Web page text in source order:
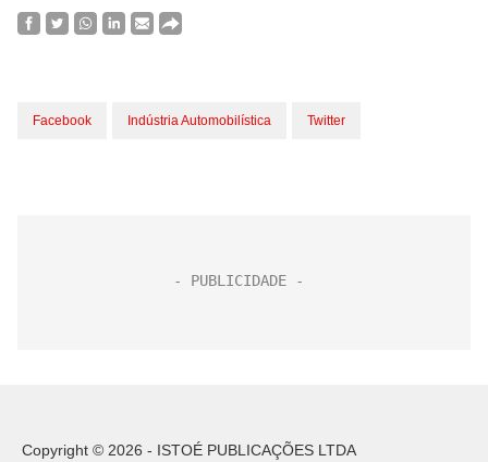
Facebook Indústria Automobilística Twitter
Copyright © 2026 - ISTOÉ PUBLICAÇÕES LTDA